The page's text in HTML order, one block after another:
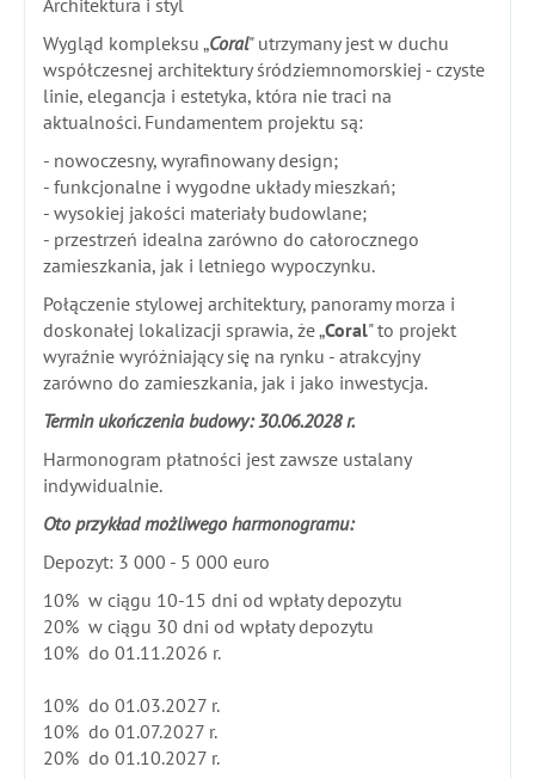
Architektura i styl
Wygląd kompleksu „Coral" utrzymany jest w duchu
współczesnej architektury śródziemnomorskiej - czyste
linie, elegancja i estetyka, która nie traci na
aktualności. Fundamentem projektu są:
- nowoczesny, wyrafinowany design;
- funkcjonalne i wygodne układy mieszkań;
- wysokiej jakości materiały budowlane;
- przestrzeń idealna zarówno do całorocznego
zamieszkania, jak i letniego wypoczynku.
Połączenie stylowej architektury, panoramy morza i
doskonałej lokalizacji sprawia, że „Coral" to projekt
wyraźnie wyróżniający się na rynku - atrakcyjny
zarówno do zamieszkania, jak i jako inwestycja.
Termin ukończenia budowy: 30.06.2028 r.
Harmonogram płatności jest zawsze ustalany
indywidualnie.
Oto przykład możliwego harmonogramu:
Depozyt: 3 000 - 5 000 euro
10% w ciągu 10-15 dni od wpłaty depozytu
20% w ciągu 30 dni od wpłaty depozytu
10% do 01.11.2026 r.
10% do 01.03.2027 r.
10% do 01.07.2027 r.
20% do 01.10.2027 r.